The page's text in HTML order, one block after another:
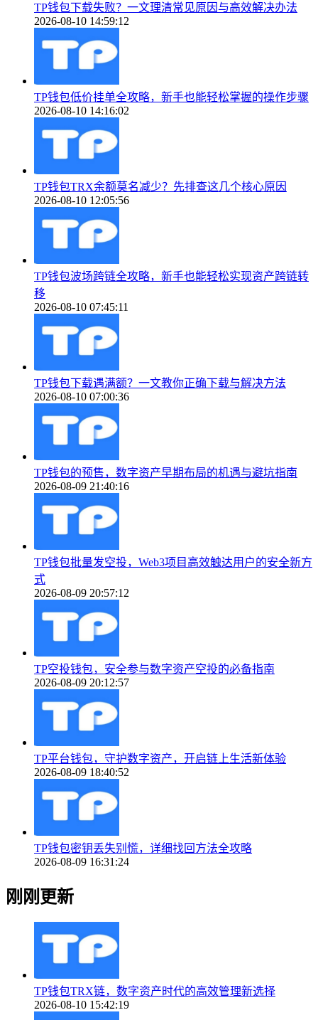
TP钱包下载失败？一文理清常见原因与高效解决办法
2026-08-10 14:59:12
TP钱包低价挂单全攻略，新手也能轻松掌握的操作步骤
2026-08-10 14:16:02
TP钱包TRX余额莫名减少？先排查这几个核心原因
2026-08-10 12:05:56
TP钱包波场跨链全攻略，新手也能轻松实现资产跨链转
移
2026-08-10 07:45:11
TP钱包下载遇满额？一文教你正确下载与解决方法
2026-08-10 07:00:36
TP钱包的预售，数字资产早期布局的机遇与避坑指南
2026-08-09 21:40:16
TP钱包批量发空投，Web3项目高效触达用户的安全新方
式
2026-08-09 20:57:12
TP空投钱包，安全参与数字资产空投的必备指南
2026-08-09 20:12:57
TP平台钱包，守护数字资产，开启链上生活新体验
2026-08-09 18:40:52
TP钱包密钥丢失别慌，详细找回方法全攻略
2026-08-09 16:31:24
刚刚更新
TP钱包TRX链，数字资产时代的高效管理新选择
2026-08-10 15:42:19